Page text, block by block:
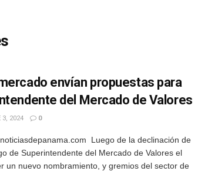
envían propuestas para
del Mercado de Valores
3, 2024 0
Luego de la declinación de
de Superintendente del Mercado de Valores el
un nuevo nombramiento, y gremios del sector de